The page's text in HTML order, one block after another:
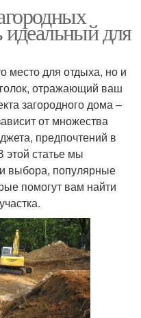
идеальный для
место для отдыха, но и
отражающий ваш
загородного дома –
от множества
предпочтений в
этой статье мы
выбора, популярные
помогут вам найти